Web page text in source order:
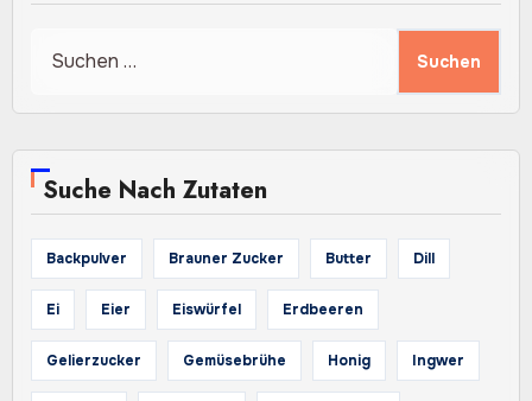
Suche Nach Zutaten
Backpulver Brauner Zucker Butter Dill
Ei Eier Eiswürfel Erdbeeren
Gelierzucker Gemüsebrühe Honig Ingwer